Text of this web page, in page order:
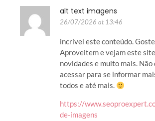
alt text imagens
26/07/2026 at 13:46
incrível este conteúdo.
Aproveitem e vejam este
novidades e muito mais. Não
acessar para se informar
todos e até mais.
https://
de-imagens